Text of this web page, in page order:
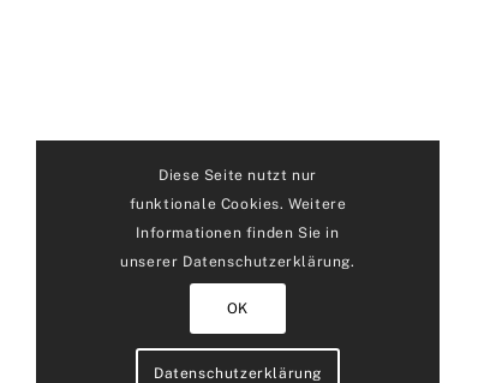
Diese Seite nutzt nur
funktionale Cookies. Weitere
Informationen finden Sie in
unserer Datenschutzerklärung.
OK
Datenschutzerklärung